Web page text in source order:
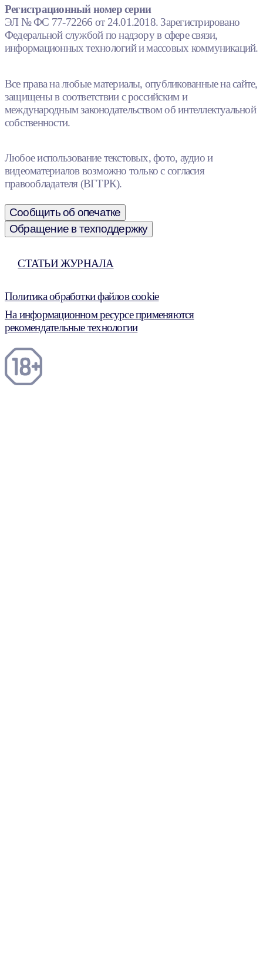
Регистрационный номер серии
ЭЛ № ФС 77-72266 от 24.01.2018. Зарегистрировано
Федеральной службой по надзору в сфере связи,
информационных технологий и массовых коммуникаций.
Все права на любые материалы, опубликованные на сайте,
защищены в соответствии с российским и
международным законодательством об интеллектуальной
собственности.
Любое использование текстовых, фото, аудио и
видеоматериалов возможно только с согласия
правообладателя (ВГТРК).
Сообщить об опечатке
Обращение в техподдержку
СТАТЬИ ЖУРНАЛА
Политика обработки файлов cookie
На информационном ресурсе применяются
рекомендательные технологии